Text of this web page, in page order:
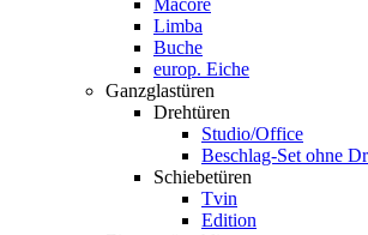
Macore
Limba
Buche
europ. Eiche
Ganzglastüren
Drehtüren
Studio/Office
Beschlag-Set ohne
Schiebetüren
Tvin
Edition